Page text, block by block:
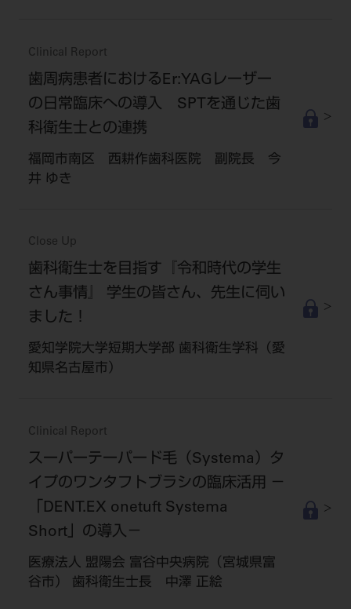
Clinical Report
歯周病患者におけるEr:YAGレーザー
の日常臨床への導入 SPTを通じた歯
科衛生士との連携
福岡市南区 西耕作歯科医院 副院長 今
井 ゆき
Close Up
歯科衛生士を目指す『令和時代の学生
さん事情』 学生の皆さん、先生に伺い
ました！
愛知学院大学短期大学部 歯科衛生学科（愛
知県名古屋市）
Clinical Report
スーパーテーパード毛（Systema）タ
イプのワンタフトブラシの臨床活用 －
「DENT.EX onetuft Systema
Short」の導入－
医療法人 盟陽会 富谷中央病院（宮城県富
谷市） 歯科衛生士長 中澤 正絵